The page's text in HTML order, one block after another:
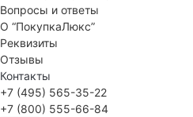
Вопросы и ответы
О “ПокупкаЛюкс”
Реквизиты
Отзывы
Контакты
+7 (495) 565-35-22
+7 (800) 555-66-84